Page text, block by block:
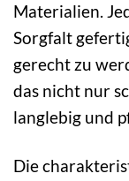
Materialien.
Sorgfalt
gerecht zu
das nicht nur
langlebig und
Die